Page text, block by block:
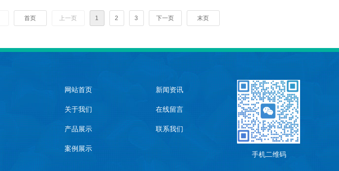
首页 上一页 1 2 3 下一页 末页
手机二维码
网站首页
关于我们
产品展示
案例展示
新闻资讯
在线留言
联系我们